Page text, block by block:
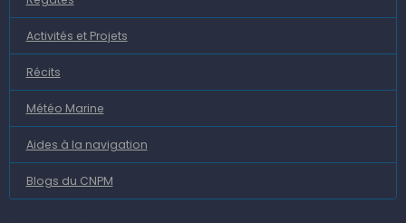
Activités et Projets
Récits
Météo Marine
Aides à la navigation
Blogs du CNPM